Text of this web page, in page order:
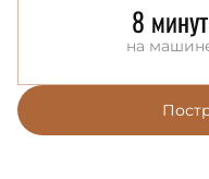
8 минут
на